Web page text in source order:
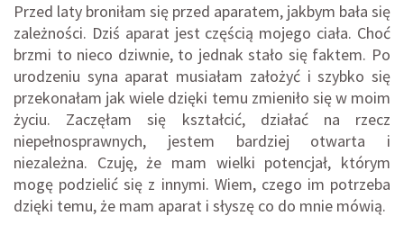
Przed laty broniłam się przed aparatem, jakbym bała się
zależności. Dziś aparat jest częścią mojego ciała. Choć
brzmi to nieco dziwnie, to jednak stało się faktem. Po
urodzeniu syna aparat musiałam założyć i szybko się
przekonałam jak wiele dzięki temu zmieniło się w moim
życiu. Zaczęłam się kształcić, działać na rzecz
niepełnosprawnych, jestem bardziej otwarta i
niezależna. Czuję, że mam wielki potencjał, którym
mogę podzielić się z innymi. Wiem, czego im potrzeba
dzięki temu, że mam aparat i słyszę co do mnie mówią.